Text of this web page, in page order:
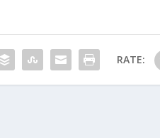
RATE: